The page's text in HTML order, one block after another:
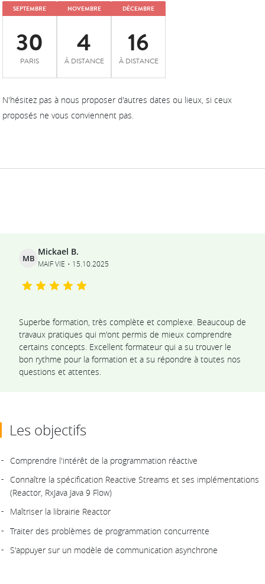
SEPTEMBRE
30
PARIS
NOVEMBRE
4
À DISTANCE
DÉCEMBRE
16
À DISTANCE
N'hésitez pas à nous proposer d'autres dates ou lieux, si ceux
proposés ne vous conviennent pas.
MB
Mickael B.
MAIF VIE 15.10.2025
Superbe formation, très complète et complexe. Beaucoup de
travaux pratiques qui m'ont permis de mieux comprendre
certains concepts. Excellent formateur qui a su trouver le
bon rythme pour la formation et a su répondre à toutes nos
questions et attentes.
Les objectifs
Comprendre l'intérêt de la programmation réactive
Connaître la spécification Reactive Streams et ses implémentations
(Reactor, RxJava Java 9 Flow)
Maîtriser la librairie Reactor
Traiter des problèmes de programmation concurrente
S'appuyer sur un modèle de communication asynchrone